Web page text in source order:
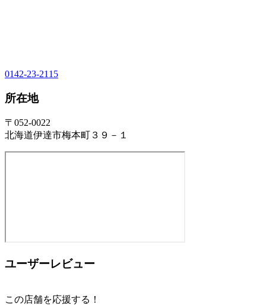
0142-23-2115
所在地
〒052-0022
北海道伊達市梅本町３９－１
ユーザーレビュー
この店舗を応援する！